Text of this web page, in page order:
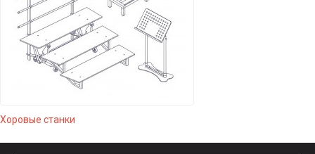
Хоровые станки